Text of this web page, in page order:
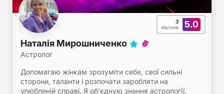
5.0
3
відгуків
Наталія Мирошниченко
Астролог
Допомагаю жінкам зрозуміти себе, свої сильні
сторони, таланти і розпочати заробляти на
улюбленій справі. Я об’єдную знання астрології,